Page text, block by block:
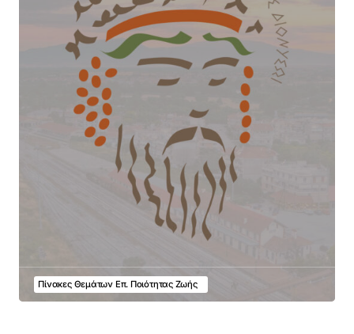
Πίνακες Θεμάτων Επ. Ποιότητας Ζωής